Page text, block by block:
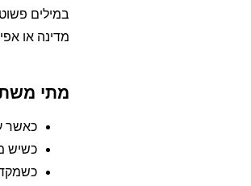
במילים
מדינה או
מתי
כאשר
כשיש